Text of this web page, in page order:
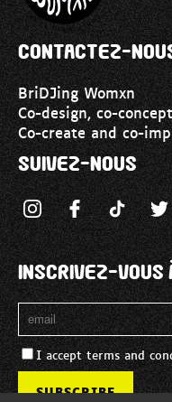
Contactez-
BriDJing Womxn
Co-design, co-
Co-create and co-
Suivez-nous
Inscrivez-
I accept terms and